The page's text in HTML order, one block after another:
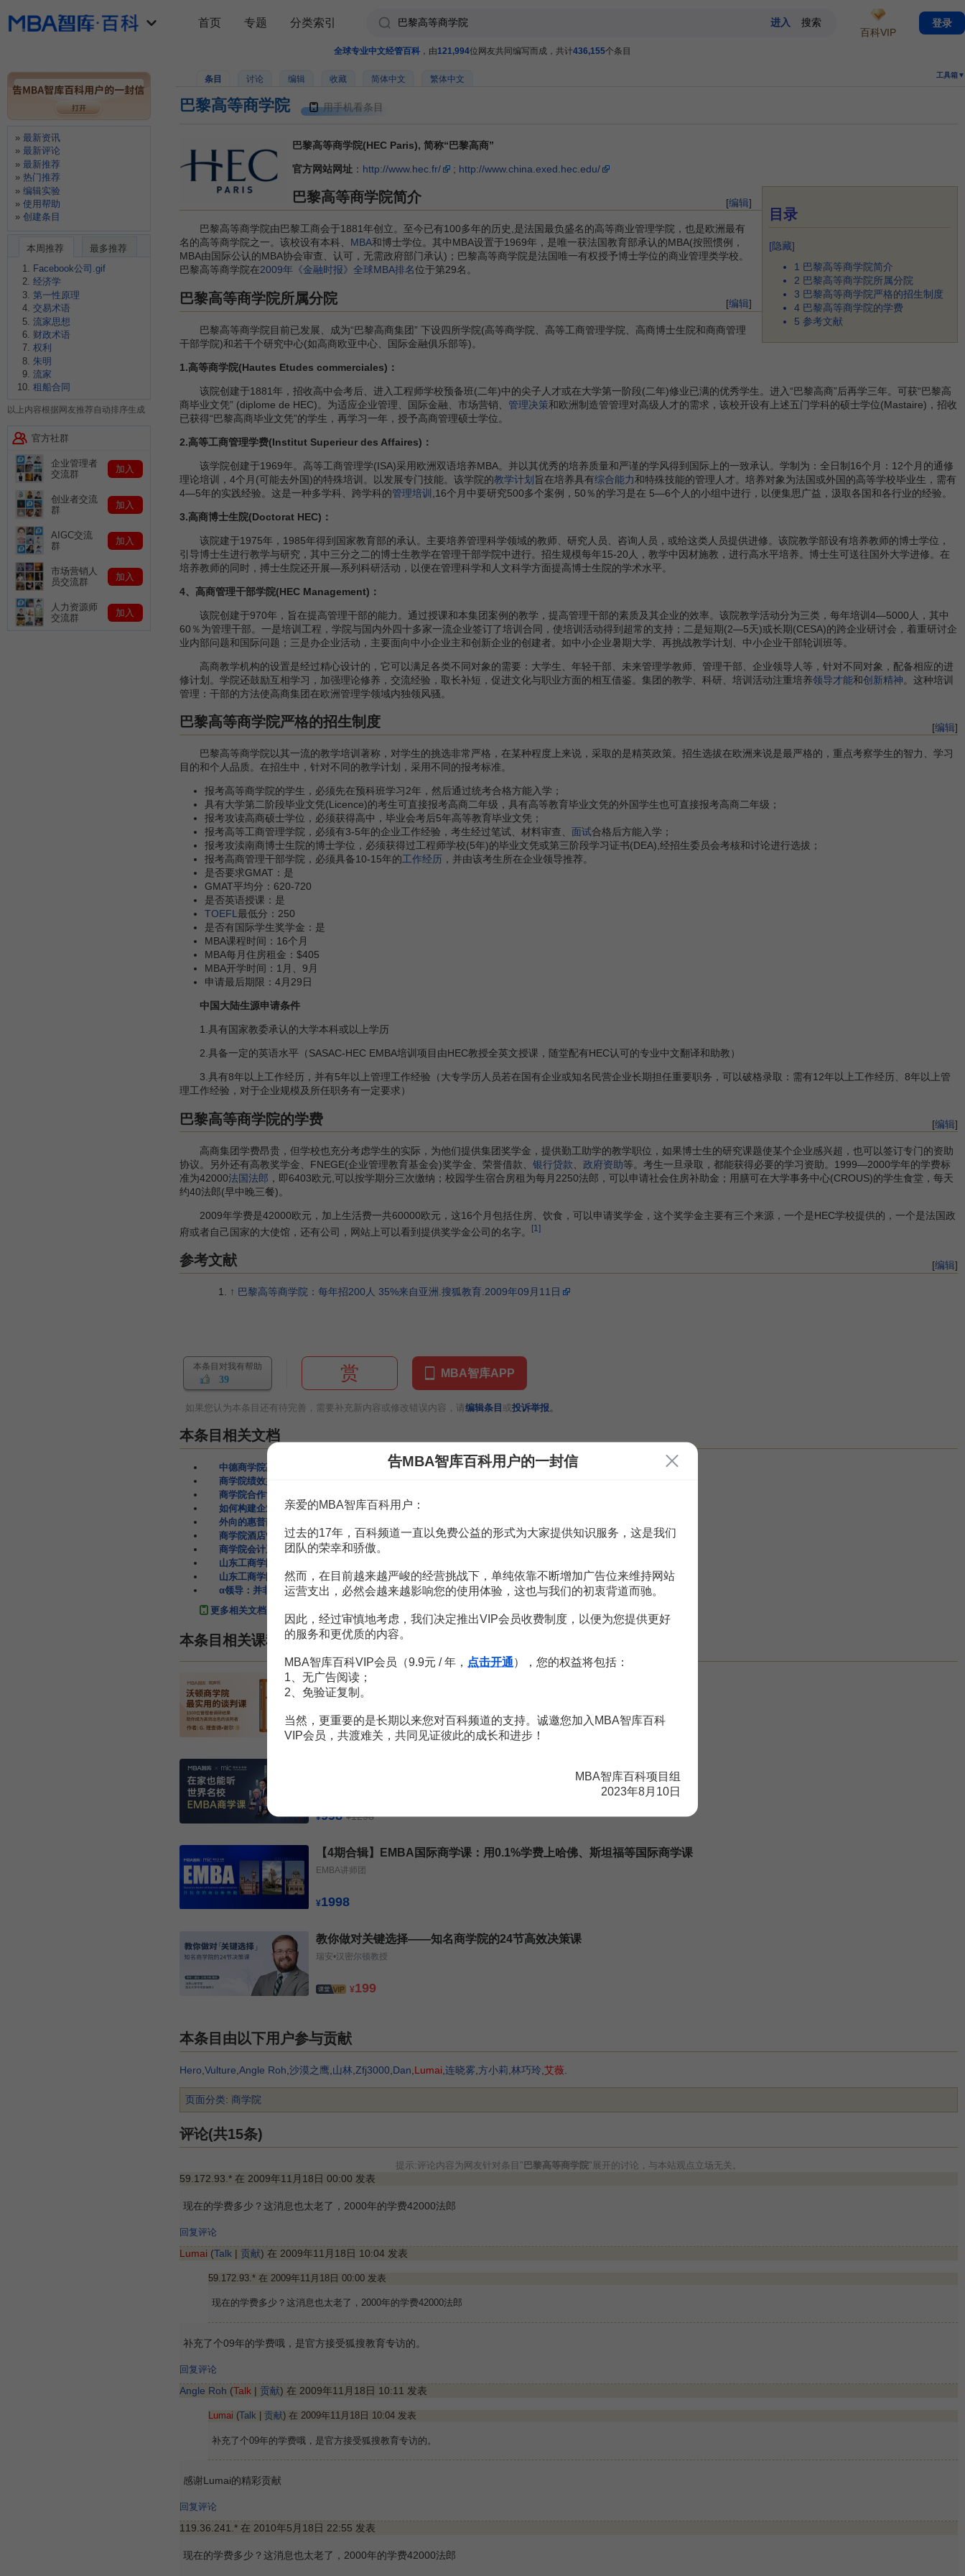
全球专业中文经管百科 ，由121,994位网友共同编写而成，共计436,155个条目
条目 讨论 编辑 收藏 简体中文 繁体中文 工具箱▼
巴黎高等商学院 用手机看条目
巴黎高等商学院(HEC Paris), 简称“巴黎高商”
官方网站网址 ： http://www.hec.fr/ ; http://www.china.exed.hec.edu/
目录
[隐藏]
1 巴黎高等商学院简介
2 巴黎高等商学院所属分院
3 巴黎高等商学院严格的招生制度
4 巴黎高等商学院的学费
5 参考文献
[编辑]
巴黎高等商学院简介
巴黎高等商学院由巴黎工商会于1881年创立。至今已有100多年的历史,是法国最负盛名的高等商业管理学院，也是欧洲最有
名的高等商学院之一。该校设有本科、 MBA和博士学位。其中MBA设置于1969年，是唯一获法国教育部承认的MBA(按照惯例，
MBA由国际公认的MBA协会审查、认可，无需政府部门承认)；巴黎高等商学院是法国唯一有权授予博士学位的商业管理类学校。
巴黎高等商学院在2009年《金融时报》全球MBA排名位于第29名。
[编辑]
巴黎高等商学院所属分院
巴黎高等商学院目前已发展、成为“巴黎高商集团” 下设四所学院(高等商学院、高等工商管理学院、高商博士生院和商商管理
干部学院)和若干个研究中心(如高商欧亚中心、国际金融俱乐部等)。
1.高等商学院(Hautes Etudes commerciales)：
该院创建于1881年，招收高中会考后、进入工程师学校预备班(二年)中的尖子人才或在大学第一阶段(二年)修业已满的优秀学生。进入“巴黎高商”后再学三年。可获“巴黎高
商毕业文凭” (diplome de HEC)。为适应企业管理、国际金融、市场营销、 管理决策和欧洲制造管管理对高级人才的需求，该校开设有上述五门学科的硕士学位(Mastaire)，招收
已获得“巴黎高商毕业文凭”的学生，再学习一年，授予高商管理硕士学位。
2.高等工商管理学费(Institut Superieur des Affaires)：
该学院创建于1969年。高等工商管理学(ISA)采用欧洲双语培养MBA。并以其优秀的培养质量和严谨的学风得到国际上的一致承认。学制为：全日制16个月：12个月的通修
理论培训，4个月(可能去外国)的特殊培训。以发展专门技能。该学院的教学计划 旨在培养具有综合能力和特殊技能的管理人才。培养对象为法国或外国的高等学校毕业生，需有
4—5年的实践经验。这是一种多学科、跨学科的管理培训 ,16个月中要研究500多个案例，50％的学习是在 5—6个人的小组中进行，以便集思广益，汲取各国和各行业的经验。
3.高商博士生院(Doctorat HEC)：
该院建于1975年，1985年得到国家教育部的承认。主要培养管理科学领域的教师、研究人员、咨询人员，或给这类人员提供进修。该院教学部设有培养教师的博士学位，
引导博士生进行教学与研究，其中三分之二的博士生教学在管理干部学院中进行。招生规模每年15-20人，教学中因材施教，进行高水平培养。博士生可送往国外大学进修。在
培养教师的同时，搏士生院还开展—系列科研活动，以便在管理科学和人文科学方面提高博士生院的学术水平。
4、高商管理干部学院(HEC Management)：
该院创建于970年，旨在提高管理干部的能力。通过授课和本集团案例的教学，提高管理干部的素质及其企业的效率。该院教学活动分为三类，每年培训4—5000人，其中
60％为管理干部。一是培训工程，学院与国内外四十多家一流企业签订了培训合同，使培训活动得到超常的支持；二是短期(2—5天)或长期(CESA)的跨企业研讨会，着重研讨企
业内部问题和国际问题；三是办企业活动，主要面向中小企业主和创新企业的创建者。如中小企业暑期大学、再挑战教学计划、中小企业干部轮训班等。
高商教学机构的设置是经过精心设计的，它可以满足各类不同对象的需要：大学生、年轻干部、未来管理学教师、管理干部、企业领导人等，针对不同对象，配备相应的进
修计划。学院还鼓励互相学习，加强理论修养，交流经验，取长补短，促进文化与职业方面的相互借鉴。集团的教学、科研、培训活动注重培养领导才能和创新精神。这种培训
管理：干部的方法使高商集团在欧洲管理学领域内独领风骚。
[编辑]
巴黎高等商学院严格的招生制度
巴黎高等商学院以其一流的教学培训著称，对学生的挑选非常严格，在某种程度上来说，采取的是精英政策。招生选拔在欧洲来说是最严格的，重点考察学生的智力、学习
目的和个人品质。在招生中，针对不同的教学计划，采用不同的报考标准。
报考高等商学院的学生，必须先在预科班学习2年，然后通过统考合格方能入学；
具有大学第二阶段毕业文凭(Licence)的考生可直接报考高商二年级，具有高等教育毕业文凭的外国学生也可直接报考高商二年级；
报考攻读高商硕士学位，必须获得高中，毕业会考后5年高等教育毕业文凭；
报考高等工商管理学院，必须有3-5年的企业工作经验，考生经过笔试、材料审查、 面试合格后方能入学；
报考攻渎南商博士生院的博士学位，必须获得过工程师学校(5年)的毕业文凭或第三阶段学习证书(DEA),经招生委员会考核和讨论进行选拔；
报考高商管理干部学院，必须具备10-15年的工作经历 ，并由该考生所在企业领导推荐。
是否要求GMAT：是
GMAT平均分：620-720
是否英语授课：是
TOEFL最低分：250
是否有国际学生奖学金：是
MBA课程时间：16个月
MBA每月住房租金：$405
MBA开学时间：1月、9月
申请最后期限：4月29日
中国大陆生源申请条件
1.具有国家教委承认的大学本科或以上学历
2.具备一定的英语水平（SASAC-HEC EMBA培训项目由HEC教授全英文授课，随堂配有HEC认可的专业中文翻译和助教）
3.具有8年以上工作经历，并有5年以上管理工作经验（大专学历人员若在国有企业或知名民营企业长期担任重要职务，可以破格录取：需有12年以上工作经历、8年以上管
理工作经验，对于企业规模及所任职务有一定要求）
[编辑]
巴黎高等商学院的学费
高商集团学费昂贵，但学校也充分考虑学生的实际，为他们提供集团奖学金，提供勤工助学的教学职位，如果博士生的研究课题使某个企业感兴超，也可以签订专门的资助
协议。另外还有高教奖学金、FNEGE(企业管理教育基金会)奖学金、荣誉借款、 银行贷款 政府资助等。考生一旦录取，都能获得必要的学习资助。1999—2000学年的学费标
准为42000法国法郎 ，即6403欧元,可以按学期分三次缴纳；校园学生宿合房租为每月2250法郎，可以申请社会住房补助金；用膳可在大学事务中心(CROUS)的学生食堂，每天
约40法郎(早中晚三餐)。
2009年学费是42000欧元，加上生活费一共60000欧元，这16个月包括住房、饮食，可以申请奖学金，这个奖学金主要有三个来源，一个是HEC学校提供的，一个是法国政
府或者自己国家的大使馆，还有公司，网站上可以看到提供奖学金公司的名字。
[1]
[编辑]
参考文献
↑ 巴黎高等商学院：每年招200人 35%来自亚洲.搜狐教育.2009年09月11日
本条目对我有帮助
39 赏 MBA智库APP
如果您认为本条目还有待完善，需要补充新内容或修改错误内容，请编辑条目 或投诉举报。
本条目相关文档
中德商学院高等教育的比较研究
商学院绩效办法-商学院激励绩效考核
商学院合作协议
如何构建企业商学院 33页
外向的惠普商学院
商学院酒店管理
5页
商学院会计系
76页
山东工商学院国际商学院会计协会章程
山东工商学院国际商学院会计协会管理章程 21页
α领导：并非你在商学院所学到的 4页
更多相关文档
本条目相关课程
《沃顿商学院最实用的谈判课》
G·理查德·谢尔
¥6.6
¥998 ¥1298
【4期合辑】EMBA国际商学课：用0.1%学费上哈佛、斯坦福等国际商学课
EMBA讲师团
¥1998
教你做对关键选择——知名商学院的24节高效决策课
瑞安•汉密尔顿教授
¥199
本条目由以下用户参与贡献
Hero,Vulture,Angle Roh,沙漠之鹰,山林,Zfj3000,Dan,Lumai,连晓雾,方小莉,林巧玲,艾薇.
页面分类: 商学院
评论(共15条)
提示:评论内容为网友针对条目" 巴黎高等商学院"展开的讨论，与本站观点立场无关。
59.172.93.* 在 2009年11月18日 00:00 发表
现在的学费多少？这消息也太老了，2000年的学费42000法郎
回复评论
Lumai (Talk | 贡献) 在 2009年11月18日 10:04 发表
59.172.93.* 在 2009年11月18日 00:00 发表
现在的学费多少？这消息也太老了，2000年的学费42000法郎
补充了个09年的学费哦，是官方接受狐搜教育专访的。
回复评论
Angle Roh (Talk | 贡献) 在 2009年11月18日 10:11 发表
Lumai ( Talk 贡献) 在 2009年11月18日 10:04 发表
补充了个09年的学费哦，是官方接受狐搜教育专访的。
感谢Lumai的精彩贡献
回复评论
119.36.241.* 在 2010年5月18日 22:55 发表
现在的学费多少？这消息也太老了，2000年的学费42000法郎
首页 专题 分类索引
百科VIP
登录
最新资讯
最新评论
最新推荐
热门推荐
编辑实验
使用帮助
创建条目
本周推荐
最多推荐
Facebook公司.gif
经济学
第一性原理
交易术语
流家思想
财政术语
权利
朱明
流家
租船合同
以上内容根据网友推荐自动排序生成
官方社群
企业管理者
交流群
加入
创业者交流
群
加入
AIGC交流
群
加入
市场营销人
员交流群
加入
人力资源师
交流群
加入
告MBA智库百科用户的一封信
亲爱的MBA智库百科用户：
过去的17年，百科频道一直以免费公益的形式为大家提供知识服务，这是我们
团队的荣幸和骄傲。
然而，在目前越来越严峻的经营挑战下，单纯依靠不断增加广告位来维持网站
运营支出，必然会越来越影响您的使用体验，这也与我们的初衷背道而驰。
因此，经过审慎地考虑，我们决定推出VIP会员收费制度，以便为您提供更好
的服务和更优质的内容。
MBA智库百科VIP会员（9.9元 / 年， 点击开通），您的权益将包括：
1、无广告阅读；
2、免验证复制。
当然，更重要的是长期以来您对百科频道的支持。诚邀您加入MBA智库百科
VIP会员，共渡难关，共同见证彼此的成长和进步！
MBA智库百科项目组
2023年8月10日